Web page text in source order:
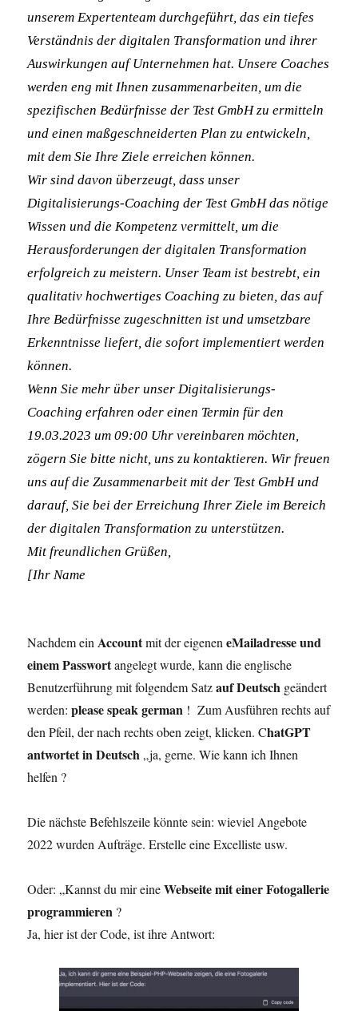
unserem Expertenteam durchgeführt, das ein tiefes
Verständnis der digitalen Transformation und ihrer
Auswirkungen auf Unternehmen hat. Unsere Coaches
werden eng mit Ihnen zusammenarbeiten, um die
spezifischen Bedürfnisse der Test GmbH zu ermitteln
und einen maßgeschneiderten Plan zu entwickeln,
mit dem Sie Ihre Ziele erreichen können.
Wir sind davon überzeugt, dass unser
Digitalisierungs-Coaching der Test GmbH das nötige
Wissen und die Kompetenz vermittelt, um die
Herausforderungen der digitalen Transformation
erfolgreich zu meistern. Unser Team ist bestrebt, ein
qualitativ hochwertiges Coaching zu bieten, das auf
Ihre Bedürfnisse zugeschnitten ist und umsetzbare
Erkenntnisse liefert, die sofort implementiert werden
können.
Wenn Sie mehr über unser Digitalisierungs-
Coaching erfahren oder einen Termin für den
19.03.2023 um 09:00 Uhr vereinbaren möchten,
zögern Sie bitte nicht, uns zu kontaktieren. Wir freuen
uns auf die Zusammenarbeit mit der Test GmbH und
darauf, Sie bei der Erreichung Ihrer Ziele im Bereich
der digitalen Transformation zu unterstützen.
Mit freundlichen Grüßen,
[Ihr Name
Nachdem ein Accountmit der eigeneneMailadresse und
einem Passwortangelegt wurde, kann die englische
Benutzerführung mit folgendem Satzauf Deutsch geändert
werden:please speak german ! Zum Ausführen rechts auf
den Pfeil, der nach rechts oben zeigt, klicken. ChatGPT
antwortet in Deutsch „ja, gerne. Wie kann ich Ihnen
helfen ?
Die nächste Befehlszeile könnte sein: wieviel Angebote
2022 wurden Aufträge. Erstelle eine Excelliste usw.
Oder: „Kannst du mir eineWebseite mit einer Fotogallerie
programmieren ?
Ja, hier ist der Code, ist ihre Antwort: